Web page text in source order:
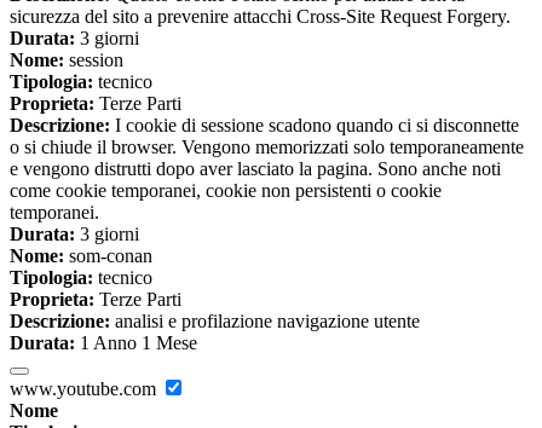
sicurezza del sito a prevenire attacchi Cross-Site Request Forgery.
Durata: 3 giorni
Nome: session
Tipologia: tecnico
Proprieta: Terze Parti
Descrizione: I cookie di sessione scadono quando ci si disconnette
o si chiude il browser. Vengono memorizzati solo temporaneamente
e vengono distrutti dopo aver lasciato la pagina. Sono anche noti
come cookie temporanei, cookie non persistenti o cookie
temporanei.
Durata: 3 giorni
Nome: som-conan
Tipologia: tecnico
Proprieta: Terze Parti
Descrizione: analisi e profilazione navigazione utente
Durata: 1 Anno 1 Mese
www.youtube.com
Nome